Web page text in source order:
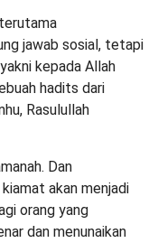
jawab sosial, tetapi
kepada Allah
hadits dari
, Rasulullah
Dan
akan menjadi
orang yang
dan menunaikan